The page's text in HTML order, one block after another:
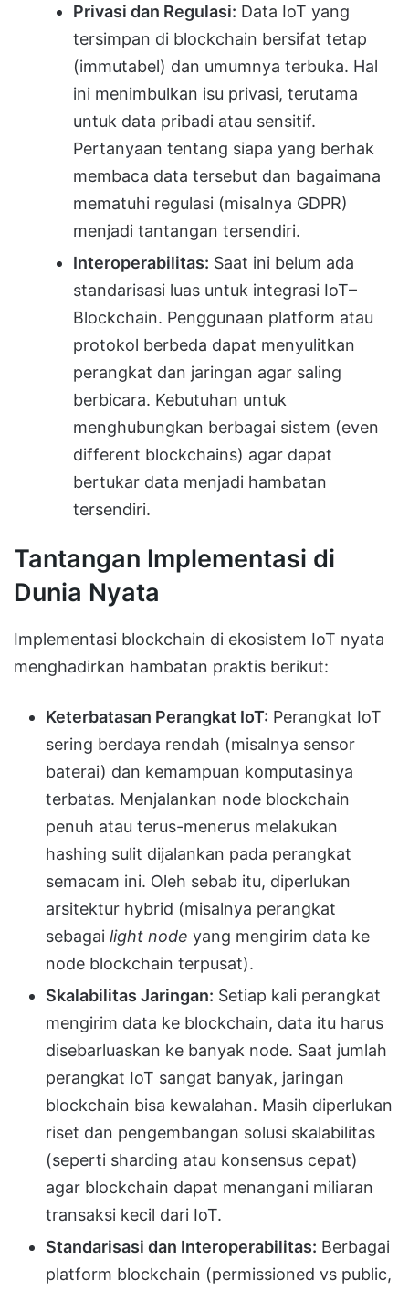
Privasi dan Regulasi: Data IoT yang
tersimpan di blockchain bersifat tetap
(immutabel) dan umumnya terbuka. Hal
ini menimbulkan isu privasi, terutama
untuk data pribadi atau sensitif.
Pertanyaan tentang siapa yang berhak
membaca data tersebut dan bagaimana
mematuhi regulasi (misalnya GDPR)
menjadi tantangan tersendiri.
Interoperabilitas: Saat ini belum ada
standarisasi luas untuk integrasi IoT–
Blockchain. Penggunaan platform atau
protokol berbeda dapat menyulitkan
perangkat dan jaringan agar saling
berbicara. Kebutuhan untuk
menghubungkan berbagai sistem (even
different blockchains) agar dapat
bertukar data menjadi hambatan
tersendiri.
Tantangan Implementasi di
Dunia Nyata
Implementasi blockchain di ekosistem IoT nyata
menghadirkan hambatan praktis berikut:
Keterbatasan Perangkat IoT: Perangkat IoT
sering berdaya rendah (misalnya sensor
baterai) dan kemampuan komputasinya
terbatas. Menjalankan node blockchain
penuh atau terus-menerus melakukan
hashing sulit dijalankan pada perangkat
semacam ini. Oleh sebab itu, diperlukan
arsitektur hybrid (misalnya perangkat
sebagai light node yang mengirim data ke
node blockchain terpusat).
Skalabilitas Jaringan: Setiap kali perangkat
mengirim data ke blockchain, data itu harus
disebarluaskan ke banyak node. Saat jumlah
perangkat IoT sangat banyak, jaringan
blockchain bisa kewalahan. Masih diperlukan
riset dan pengembangan solusi skalabilitas
(seperti sharding atau konsensus cepat)
agar blockchain dapat menangani miliaran
transaksi kecil dari IoT.
Standarisasi dan Interoperabilitas: Berbagai
platform blockchain (permissioned vs public,